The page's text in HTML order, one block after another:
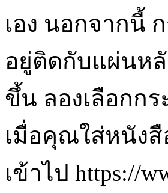
เอง นอกจากนี้
อยู่ติดกับแผ่นห
ขึ้น ลองเลือกก
เมื่อคุณใส่หนังสื
เข้าไป https://